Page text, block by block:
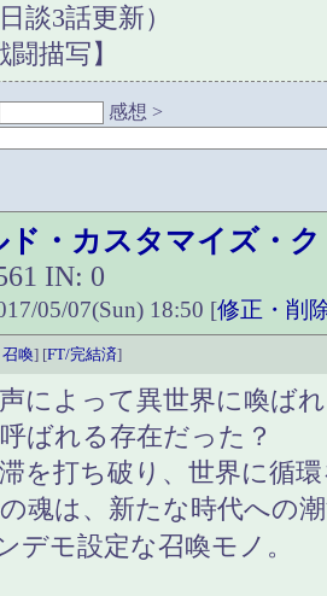
談3話更新）
闘描写】
感想 >
ド・カスタマイズ・
IN: 0
05/07(Sun) 18:50 [修正・削
喚] [FT/完結済]
によって異世界に喚ば
ばれる存在だった？
を打ち破り、世界に循
魂は、新たな時代への
デモ設定な召喚モノ。